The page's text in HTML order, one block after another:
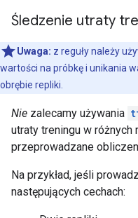
Śledzenie utraty
Uwaga: z reguły należy
wartości na próbkę i unikania
obrębie repliki.
Nie zalecamy używania
utraty treningu w
przeprowadzane
Na przykład, jeśli
następujących cechach: